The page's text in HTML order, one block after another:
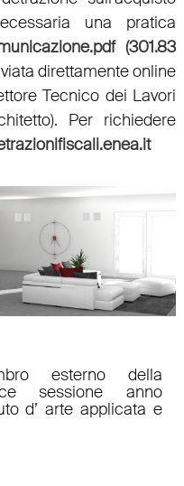
una pratica
(301.83
direttamente online
Tecnico dei Lavori
Per richiedere
esterno della
sessione anno
d’ arte applicata e